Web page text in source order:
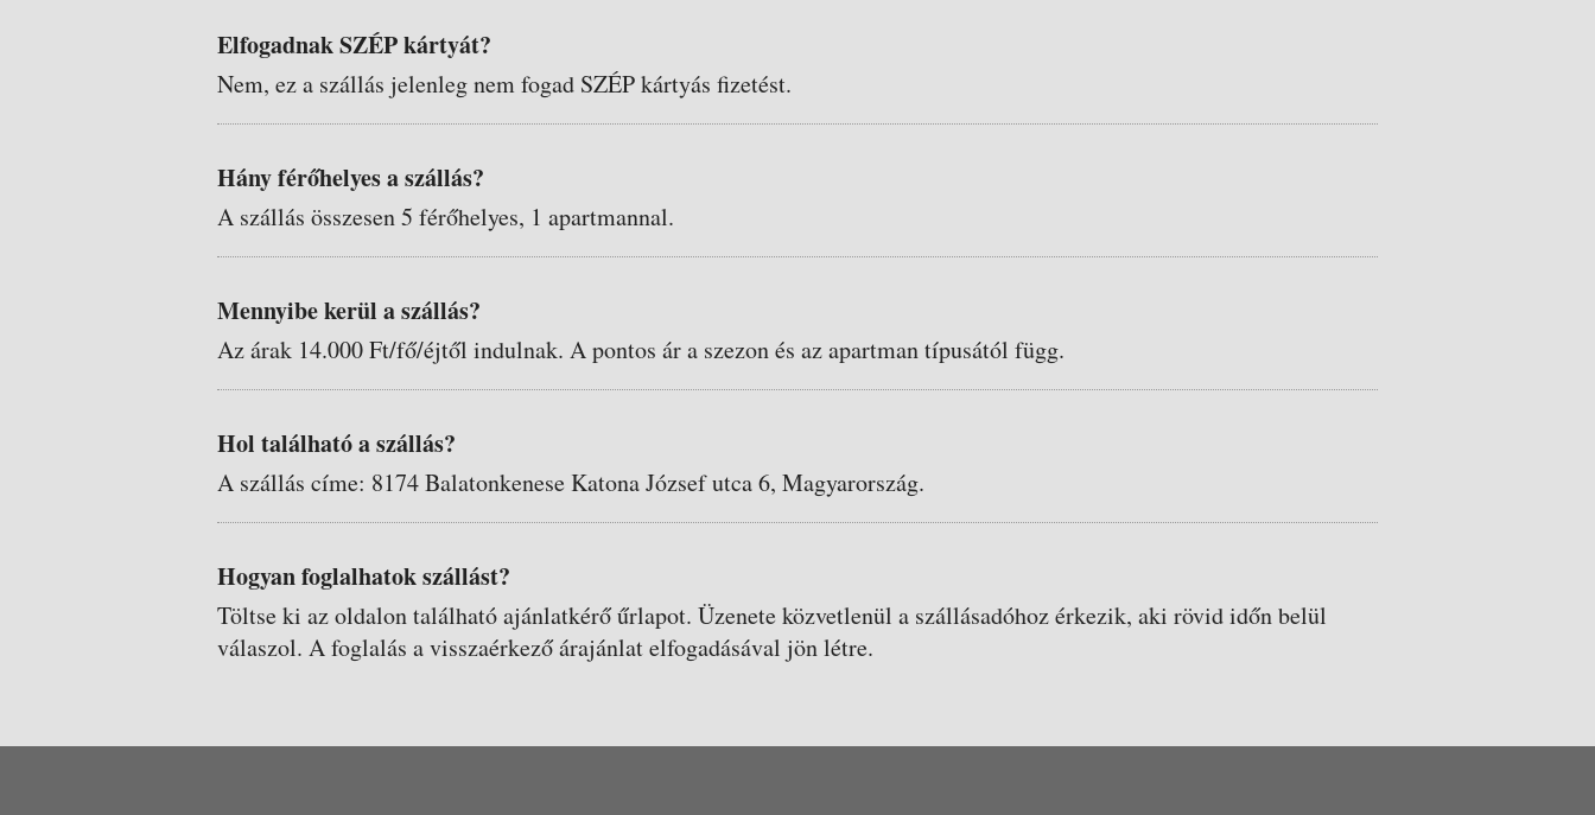
Elfogadnak SZÉP kártyát?
Nem, ez a szállás jelenleg nem fogad SZÉP kártyás fizetést.
Hány férőhelyes a szállás?
A szállás összesen 5 férőhelyes, 1 apartmannal.
Mennyibe kerül a szállás?
Az árak 14.000 Ft/fő/éjtől indulnak. A pontos ár a szezon és az apartman típusától függ.
Hol található a szállás?
A szállás címe: 8174 Balatonkenese Katona József utca 6, Magyarország.
Hogyan foglalhatok szállást?
Töltse ki az oldalon található ajánlatkérő űrlapot. Üzenete közvetlenül a szállásadóhoz érkezik, aki rövid időn belül
válaszol. A foglalás a visszaérkező árajánlat elfogadásával jön létre.